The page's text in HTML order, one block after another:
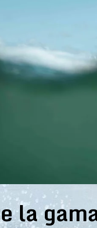
la